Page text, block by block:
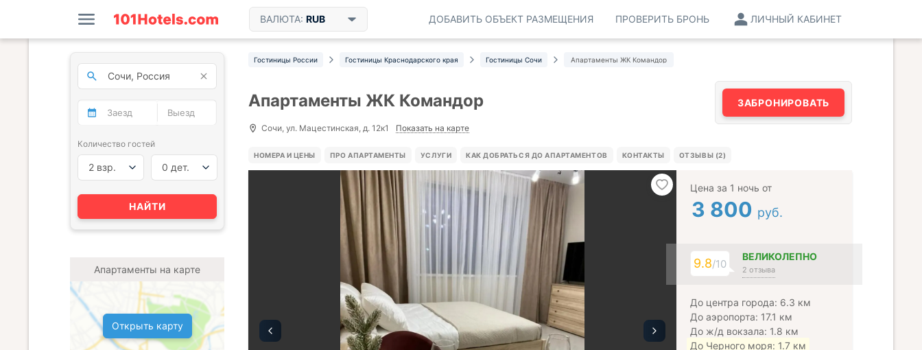
ВАЛЮТА: RUB ЛИЧНЫЙ КАБИНЕТ
ПРОВЕРИТЬ БРОНЬ
ДОБАВИТЬ ОБЪЕКТ РАЗМЕЩЕНИЯ
Гостиницы России Гостиницы Краснодарского края Гостиницы Сочи Апартаменты ЖК Командор
Апартаменты ЖК Командор
Сочи, ул. Мацестинская, д. 12к1 Показать на карте
ЗАБРОНИРОВАТЬ
НОМЕРА И ЦЕНЫ ПРО АПАРТАМЕНТЫ УСЛУГИ КАК ДОБРАТЬСЯ ДО АПАРТАМЕНТОВ КОНТАКТЫ ОТЗЫВЫ (2)
Цена за 1 ночь от
3 800 руб.
9.8/10
ВЕЛИКОЛЕПНО
2 отзыва
До центра города: 6.3 км
До аэропорта: 17.1 км
До ж/д вокзала: 1.8 км
До Черного моря: 1.7 км
Количество гостей
2 взр. 0 дет.
НАЙТИ
Апартаменты на карте
Открыть карту